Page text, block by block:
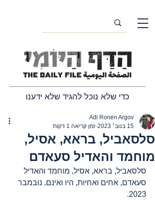
כדי שלא נוכל להגיד שלא ידענו
סלסאביל, בראא, אסיל,
מוחמד והאדיל סעאדם
Adi Ronen Argov
15 בנוב׳ 2023
זמן קריאה 1 דקות
סלסאביל, בראא, אסיל, מוחמד והאדיל
סעאדם, אחים ואחיות, היו ואינם. נובמבר
2023.